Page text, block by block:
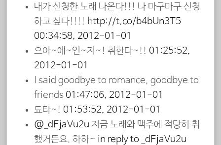
내가 신청한 노래 나온다!!! 나 마구마구 신청
하고 싶다!!!! http://t.co/b4bUn3T5
00:34:58, 2012-01-01
으아~에~인~지~! 취한다~!! 01:25:52,
2012-01-01
I said goodbye to romance, goodbye to
friends 01:47:06, 2012-01-01
됴타~! 01:53:52, 2012-01-01
@_dEjaVu2u 지금 노래와 맥주에 적당히 취
했거든요. 하하~ in reply to _dEjaVu2u